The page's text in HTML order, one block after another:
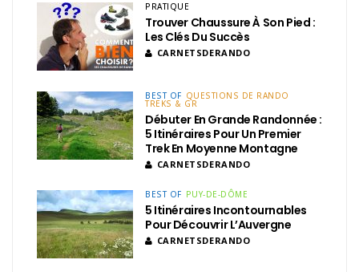
PRATIQUE
Trouver Chaussure À Son Pied :
Les Clés Du Succès
CARNETSDERANDO
BEST OF QUESTIONS DE RANDO
TREKS & GR
Débuter En Grande Randonnée :
5 Itinéraires Pour Un Premier
Trek En Moyenne Montagne
CARNETSDERANDO
BEST OF PUY-DE-DÔME
5 Itinéraires Incontournables
Pour Découvrir L’Auvergne
CARNETSDERANDO